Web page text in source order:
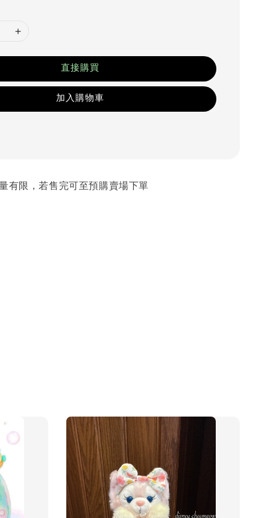
直接購買
加入購物車
有限，若售完可至預購賣場下單